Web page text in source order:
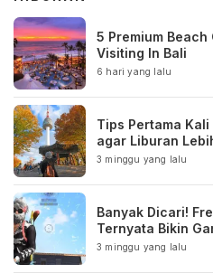
5 Premium Beach
Visiting In Bali
6 hari yang lalu
Tips Pertama
agar Liburan
3 minggu yang lalu
Banyak Dicari!
Ternyata Bikin
3 minggu yang lalu